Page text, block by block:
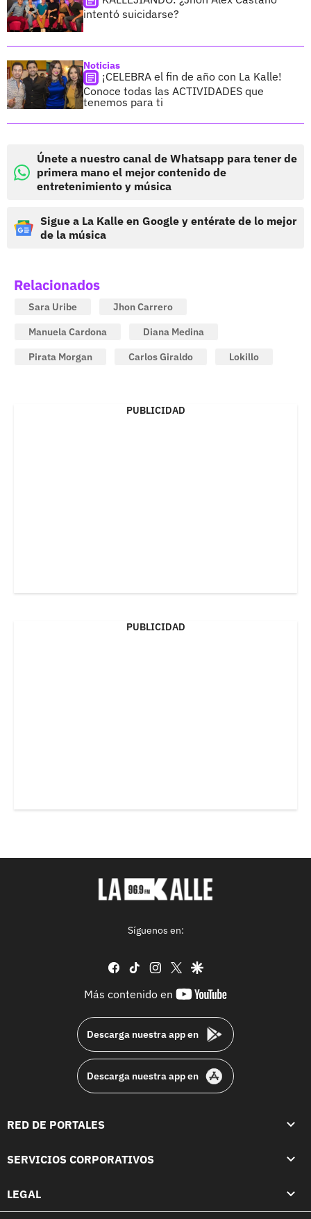
intentó suicidarse?
Noticias
¡CELEBRA el fin de año con La Kalle!
Conoce todas las ACTIVIDADES que
tenemos para ti
Únete a nuestro canal de Whatsapp para tener de
primera mano el mejor contenido de
entretenimiento y música
Sigue a La Kalle en Google y entérate de lo mejor
de la música
Relacionados
Sara Uribe
Jhon Carrero
Manuela Cardona
Diana Medina
Pirata Morgan
Carlos Giraldo Lokillo
PUBLICIDAD
PUBLICIDAD
Síguenos en:
facebook
tiktok instagram
twittergoogle
Más contenido en
youtube-
Descarga nuestra app en
Descarga nuestra app en
RED DE PORTALES
SERVICIOS CORPORATIVOS
LEGAL